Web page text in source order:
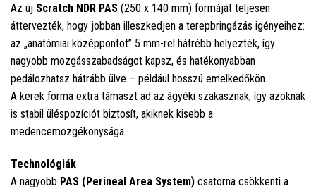
Az új Scratch NDR PAS (250 x 140 mm) formáját teljesen
áttervezték, hogy jobban illeszkedjen a terepbringázás igényeihez:
az „anatómiai középpontot” 5 mm-rel hátrébb helyezték, így
nagyobb mozgásszabadságot kapsz, és hatékonyabban
pedálozhatsz hátrább ülve – például hosszú emelkedőkön.
A kerek forma extra támaszt ad az ágyéki szakasznak, így azoknak
is stabil üléspozíciót biztosít, akiknek kisebb a
medencemozgékonysága.
Technológiák
A nagyobb PAS (Perineal Area System) csatorna csökkenti a